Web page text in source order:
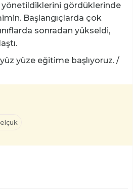
gördüklerinde
Başlangıçlarda çok
sonradan yükseldi,
yüze eğitime başlıyoruz. /